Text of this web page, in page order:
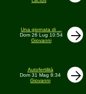
Una giornata di ...
Dom 26 Lug 10:54
Giovanni
Autofertilità
Dom 31 Mag 8:34
Giovanni